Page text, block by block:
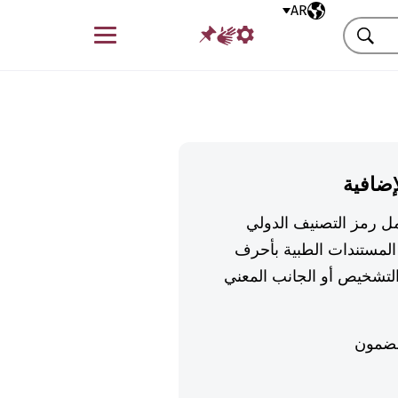
اللغة المختارةAR
قائمة
بحث
رمز التصنيف الدولي
الطبية بأحرف
أو الجانب المعني